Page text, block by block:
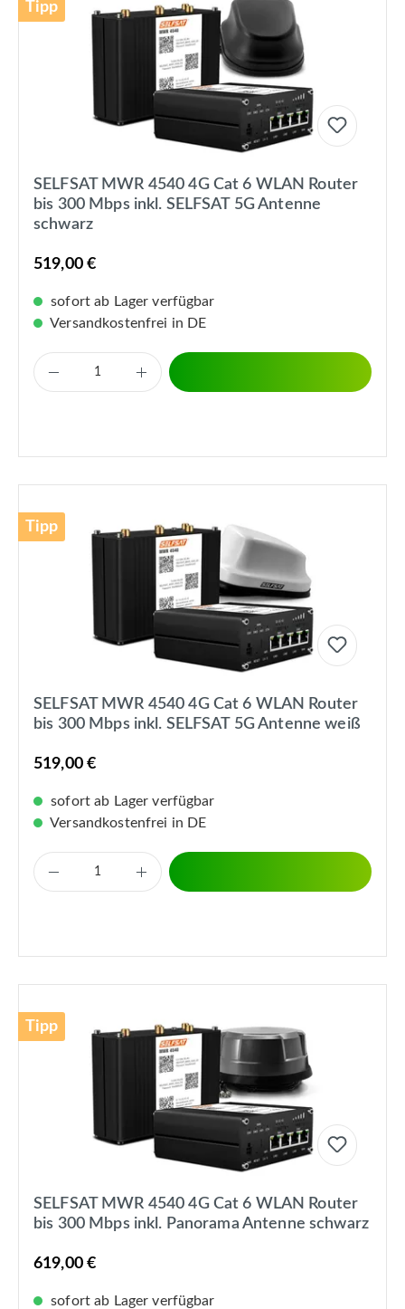
Tipp
SELFSAT MWR 4540 4G Cat 6 WLAN Router
bis 300 Mbps inkl. SELFSAT 5G Antenne
schwarz
519,00 €
sofort ab Lager verfügbar
Versandkostenfrei in DE
Tipp
SELFSAT MWR 4540 4G Cat 6 WLAN Router
bis 300 Mbps inkl. SELFSAT 5G Antenne weiß
519,00 €
sofort ab Lager verfügbar
Versandkostenfrei in DE
Tipp
SELFSAT MWR 4540 4G Cat 6 WLAN Router
bis 300 Mbps inkl. Panorama Antenne schwarz
619,00 €
sofort ab Lager verfügbar